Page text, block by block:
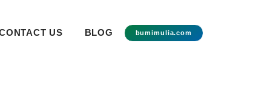
US BLOG bumimulia.com